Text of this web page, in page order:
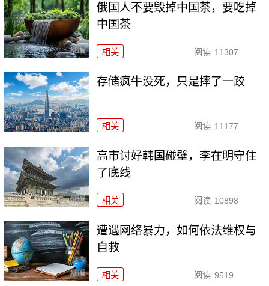
俄国人不要毁掉中国茶，要吃掉
中国茶
相关 阅读 11307
存储疯牛没死，只是摔了一跤
相关 阅读 11177
高市讨好韩国碰壁，李在明守住
了底线
相关 阅读 10898
遭遇网络暴力，如何依法维权与
自救
相关 阅读 9519